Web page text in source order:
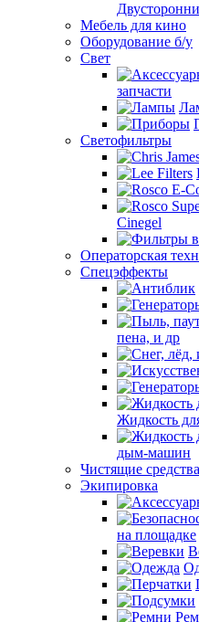
Мебель для кино
Оборудование б/у
Свет
запчасти
Светофильтры
Cinegel
Операторская
Спецэффекты
пена, и др
Жидкость
дым-машин
Чистящие средства
Экипировка
на площадке